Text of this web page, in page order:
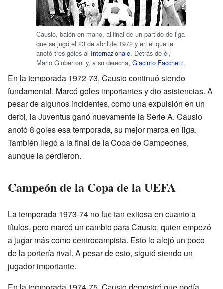
Causio, balón en mano, al final de un partido de liga
que se jugó el 23 de abril de 1972 y en el que le
anotó tres goles al Internazionale. Detrás de él,
Mario Giubertoni y, a su derecha, Giacinto Facchetti.
En la temporada 1972-73, Causio continuó siendo
fundamental. Marcó goles importantes y dio asistencias. A
pesar de algunos incidentes, como una expulsión en un
derbi, la Juventus ganó nuevamente la Serie A. Causio
anotó 8 goles esa temporada, su mejor marca en liga.
También llegó a la final de la Copa de Campeones,
aunque la perdieron.
Campeón de la Copa de la UEFA
La temporada 1973-74 no fue tan exitosa en cuanto a
títulos, pero marcó un cambio para Causio, quien empezó
a jugar más como centrocampista. Esto lo alejó un poco
de la portería rival. A pesar de esto, siguió siendo un
jugador importante.